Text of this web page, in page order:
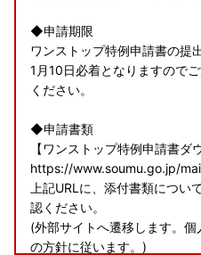
◆申請期限
ワンストップ特例申請書の提
1月10日必着となりますので
ください。
◆申請書類
【ワンストップ特例申請書ダ
https://www.soumu.go.jp/
上記URLに、添付書類につい
認ください。
(外部サイトへ遷移します。
の方針に従います。)